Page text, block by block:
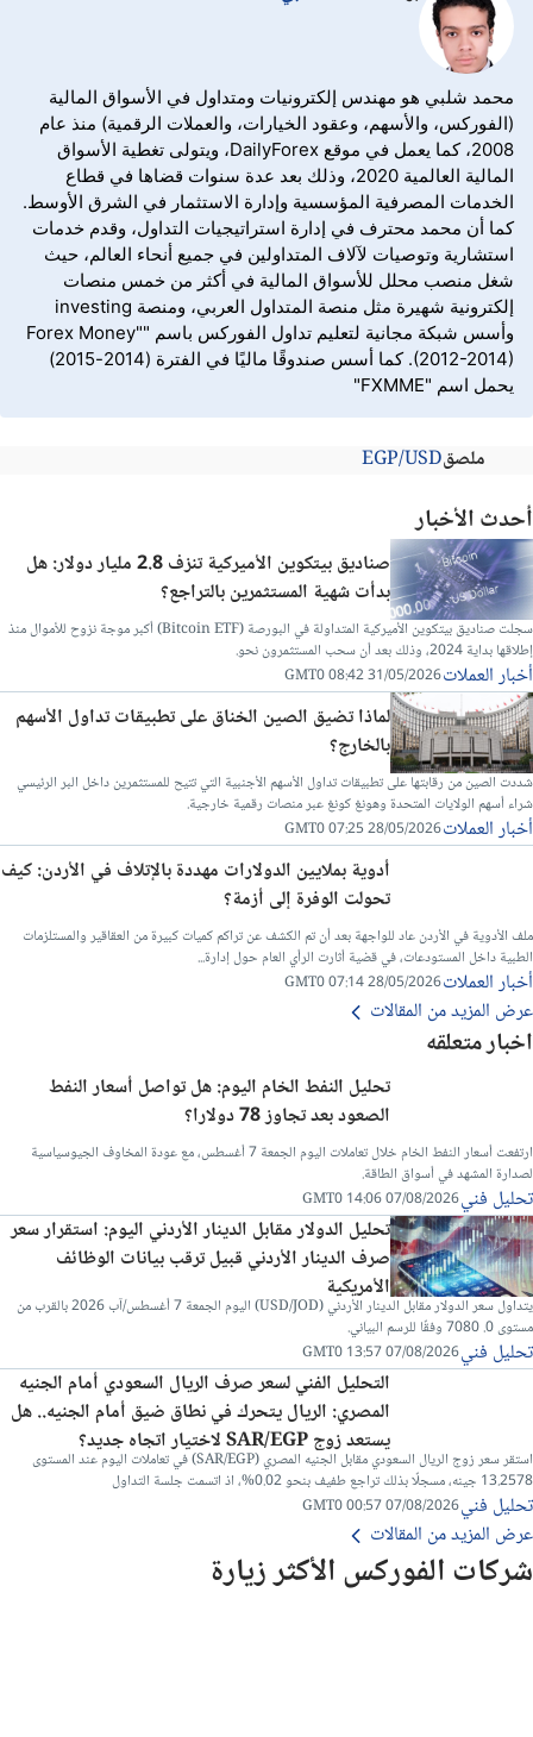
محمد شلبي هو مهندس إلكترونيات ومتداول في الأسواق المالية
(الفوركس، والأسهم، وعقود الخيارات، والعملات الرقمية) منذ عام
2008، كما يعمل في موقع DailyForex، ويتولى تغطية الأسواق
المالية العالمية 2020، وذلك بعد عدة سنوات قضاها في قطاع
الخدمات المصرفية المؤسسية وإدارة الاستثمار في الشرق الأوسط.
كما أن محمد محترف في إدارة استراتيجيات التداول، وقدم خدمات
استشارية وتوصيات لآلاف المتداولين في جميع أنحاء العالم، حيث
شغل منصب محلل للأسواق المالية في أكثر من خمس منصات
إلكترونية شهيرة مثل منصة المتداول العربي، ومنصة investing
وأسس شبكة مجانية لتعليم تداول الفوركس باسم "Forex Money"
(2012-2014). كما أسس صندوقًا ماليًا في الفترة (2014-2015)
يحمل اسم "FXMME"
ملصقEGP/USD
شركات الفوركس الأكثر زيارة
أحدث الأخبار
صناديق بيتكوين الأميركية تنزف 2.8 مليار دولار: هل
بدأت شهية المستثمرين بالتراجع؟
سجلت صناديق بيتكوين الأميركية المتداولة في البورصة (Bitcoin ETF) أكبر موجة نزوح للأموال منذ
إطلاقها بداية 2024، وذلك بعد أن سحب المستثمرون نحو.
أخبار العملات31/05/2026 08:42 GMT0
لماذا تضيق الصين الخناق على تطبيقات تداول الأسهم
بالخارج؟
شددت الصين من رقابتها على تطبيقات تداول الأسهم الأجنبية التي تتيح للمستثمرين داخل البر الرئيسي
شراء أسهم الولايات المتحدة وهونغ كونغ عبر منصات رقمية خارجية.
أخبار العملات28/05/2026 07:25 GMT0
أدوية بملايين الدولارات مهددة بالإتلاف في الأردن: كيف
تحولت الوفرة إلى أزمة؟
ملف الأدوية في الأردن عاد للواجهة بعد أن تم الكشف عن تراكم كميات كبيرة من العقاقير والمستلزمات
الطبية داخل المستودعات، في قضية أثارت الرأي العام حول إدارة...
أخبار العملات28/05/2026 07:14 GMT0
عرض المزيد من المقالات
اخبار متعلقه
تحليل النفط الخام اليوم: هل تواصل أسعار النفط
الصعود بعد تجاوز 78 دولارا؟
ارتفعت أسعار النفط الخام خلال تعاملات اليوم الجمعة 7 أغسطس، مع عودة المخاوف الجيوسياسية
لصدارة المشهد في أسواق الطاقة.
تحليل فني07/08/2026 14:06 GMT0
تحليل الدولار مقابل الدينار الأردني اليوم: استقرار سعر
صرف الدينار الأردني قبيل ترقب بيانات الوظائف
الأمريكية
يتداول سعر الدولار مقابل الدينار الأردني (USD/JOD) اليوم الجمعة 7 أغسطس/آب 2026 بالقرب من
مستوى 0. 7080 وفقًا للرسم البياني.
تحليل فني07/08/2026 13:57 GMT0
التحليل الفني لسعر صرف الريال السعودي أمام الجنيه
المصري: الريال يتحرك في نطاق ضيق أمام الجنيه.. هل
يستعد زوج SAR/EGP لاختيار اتجاه جديد؟
استقر سعر زوج الريال السعودي مقابل الجنيه المصري (SAR/EGP) في تعاملات اليوم عند المستوى
13.2578 جينه، مسجلًا بذلك تراجع طفيف بنحو 0.02%، اذ اتسمت جلسة التداول
تحليل فني07/08/2026 00:57 GMT0
عرض المزيد من المقالات